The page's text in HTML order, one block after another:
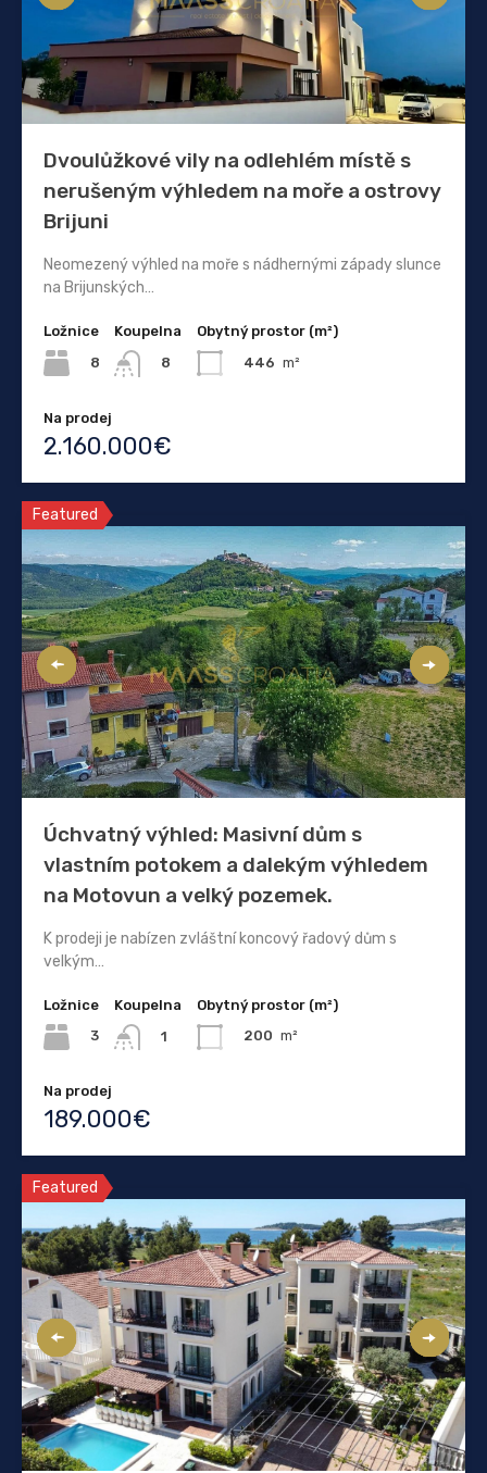
Dvoulůžkové vily na odlehlém místě s
nerušeným výhledem na moře a ostrovy
Brijuni
Neomezený výhled na moře s nádhernými západy slunce
na Brijunských…
Ložnice
8
Koupelna
8
Obytný prostor (m²)
446 m²
Na prodej
2.160.000€
Featured
Úchvatný výhled: Masivní dům s
vlastním potokem a dalekým výhledem
na Motovun a velký pozemek.
K prodeji je nabízen zvláštní koncový řadový dům s
velkým…
Ložnice
3
Koupelna
1
Obytný prostor (m²)
200 m²
Na prodej
189.000€
Featured